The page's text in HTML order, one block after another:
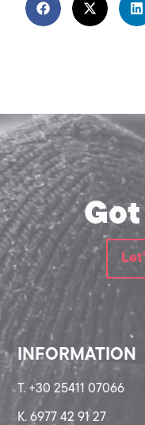
Got
INFORMATION
T. +30 25411 07066
K. 6977 42 91 27